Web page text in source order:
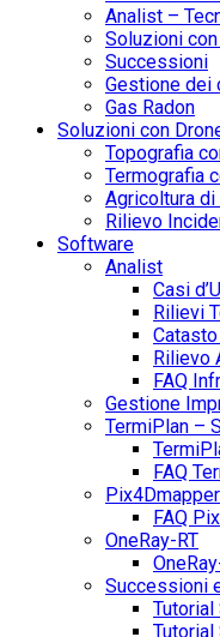
Analist –
Soluzioni
Successioni
Gestione dei
Gas Radon
Soluzioni con
Topografia
Termografia
Agricoltura di
Rilievo
Software
Analist
Casi
Rilievi
Rilievo
FAQ
Gestione
TermiPlan –
FAQ
Pix4Dmapper
FAQ
OneRay-RT
Successioni